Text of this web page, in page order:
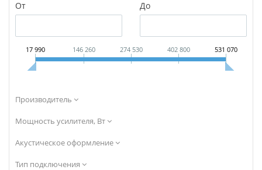
От До
17 990 146 260 274 530 402 800 531 070
Производитель
Мощность усилителя, Вт
Акустическое оформление
Тип подключения